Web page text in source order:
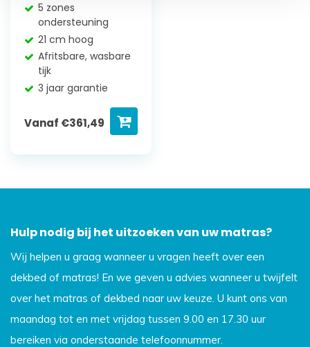
5 zones
ondersteuning
21 cm hoog
Afritsbare, wasbare
tijk
3 jaar garantie
Vanaf €361,49
Hulp nodig bij het uitzoeken van uw matras?
Wij helpen u graag wanneer u vragen heeft over een
dekbed of matras! En we geven u advies wanneer u twijfelt
over het matras of dekbed naar uw keuze. U kunt ons van
maandag tot en met vrijdag tussen 9.00 en 17.30 uur
bereiken via onderstaande telefoonnummer.